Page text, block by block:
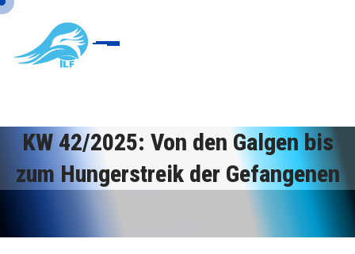
KW 42/2025: Von den Galgen bis
zum Hungerstreik der Gefangenen